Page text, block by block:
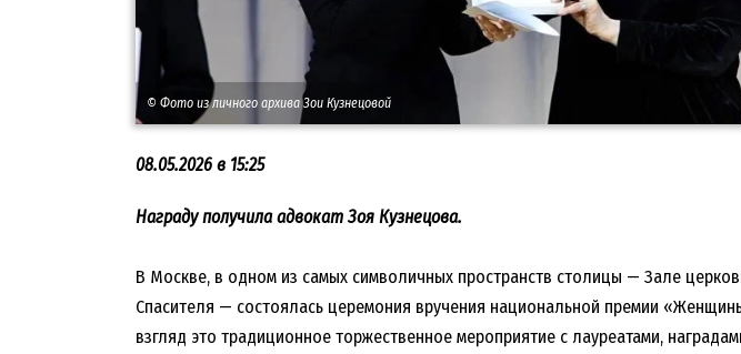
© Фото из личного архива Зои Кузнецовой
08.05.2026 в 15:25
Награду получила адвокат Зоя Кузнецова.
В Москве, в одном из самых символичных пространств столицы — Зале
Спасителя — состоялась церемония вручения национальной премии
взгляд это традиционное торжественное мероприятие с лауреатами,